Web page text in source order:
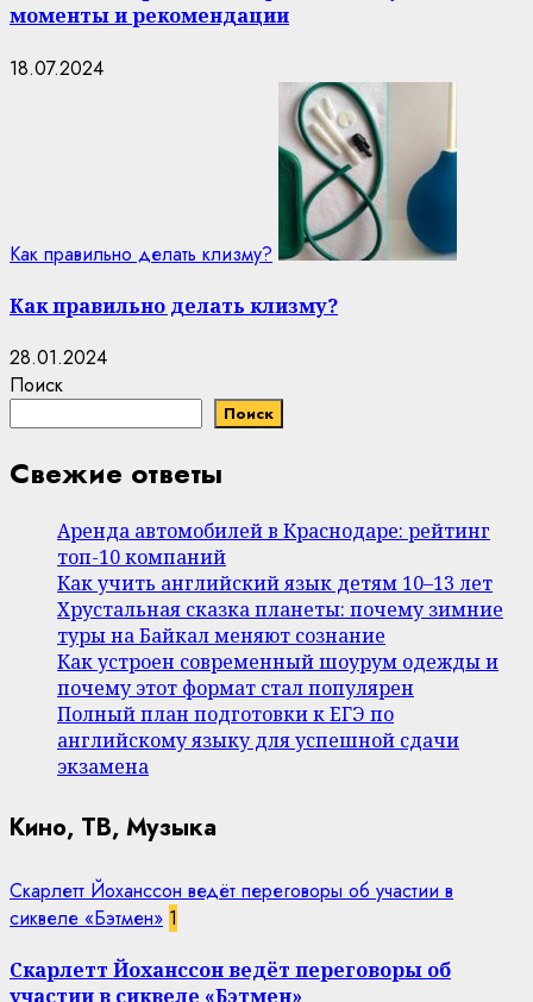
моменты и рекомендации
18.07.2024
Как правильно делать клизму?
Как правильно делать клизму?
28.01.2024
Поиск
Поиск
Свежие ответы
Аренда автомобилей в Краснодаре: рейтинг
топ-10 компаний
Как учить английский язык детям 10–13 лет
Хрустальная сказка планеты: почему зимние
туры на Байкал меняют сознание
Как устроен современный шоурум одежды и
почему этот формат стал популярен
Полный план подготовки к ЕГЭ по
английскому языку для успешной сдачи
экзамена
Кино, ТВ, Музыка
Скарлетт Йоханссон ведёт переговоры об участии в
сиквеле «Бэтмен» 1
Скарлетт Йоханссон ведёт переговоры об
участии в сиквеле «Бэтмен»